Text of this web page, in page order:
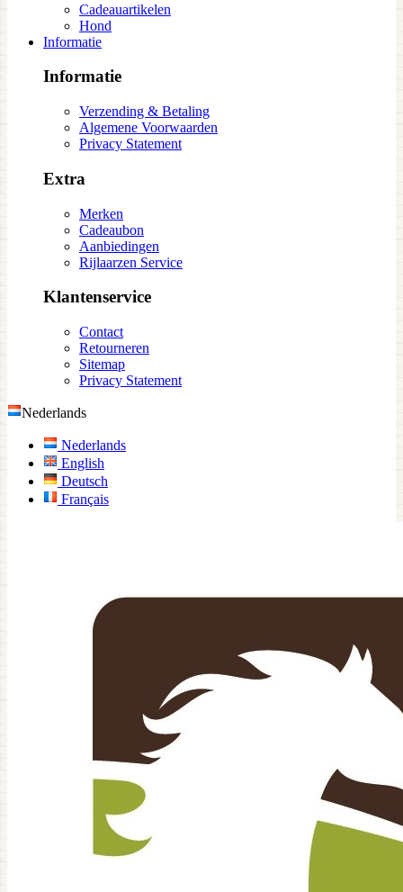
Cadeauartikelen
Hond
Informatie
Informatie
Verzending & Betaling
Algemene Voorwaarden
Privacy Statement
Extra
Merken
Cadeaubon
Aanbiedingen
Rijlaarzen Service
Klantenservice
Contact
Retourneren
Sitemap
Privacy Statement
Nederlands
Nederlands
English
Deutsch
Français